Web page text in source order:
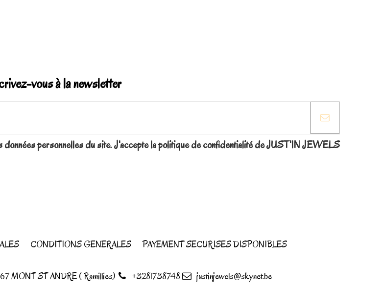
vous à la newsletter
données personnelles du site. J'accepte la politique de confidentialité de JUST'IN JEWELS
CONDITIONS GENERALES PAYEMENT SECURISES DISPONIBLES
MONT ST ANDRE ( Ramillies) +3281738748 justinjewels@skynet.be